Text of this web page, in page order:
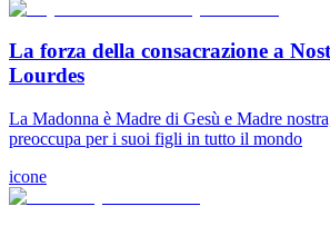
La forza della consacrazione a
Lourdes
La Madonna è Madre di Gesù e Madre
preoccupa per i suoi figli in tutto il mondo
icone